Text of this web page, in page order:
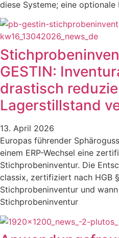
diese Systeme; eine
GESTIN:
drastisch
Lagerstillstand
13. April 2026
Europas führender
einem ERP-Wechsel eine
Stichprobeninventur. Die
classix, zertifiziert nach HGB
Stichprobeninventur und
Stichprobeninventur